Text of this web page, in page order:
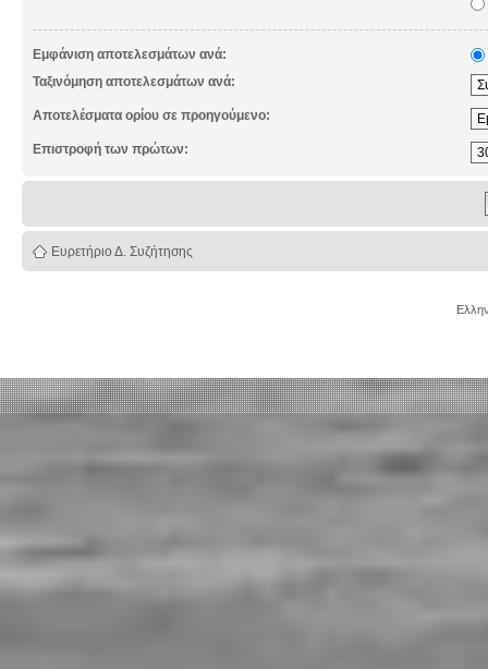
Εμφάνιση αποτελεσμάτων ανά:
Ταξινόμηση αποτελεσμάτων ανά:
Αποτελέσματα ορίου σε προηγούμενο:
Επιστροφή των πρώτων:
Ευρετήριο Δ. Συζήτησης